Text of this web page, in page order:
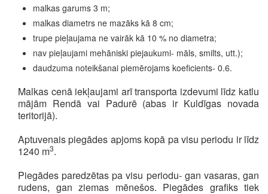
malkas garums 3 m;
malkas diametrs ne mazāks kā 8 cm;
trupe pieļaujama ne vairāk kā 10 % no diametra;
nav pieļaujami mehāniski piejaukumi- māls, smilts, utt.);
daudzuma noteikšanai piemērojams koeficients- 0.6.
Malkas cenā iekļaujami arī transporta izdevumi līdz katlu
mājām Rendā vai Padurē (abas ir Kuldīgas novada
teritorijā).
Aptuvenais piegādes apjoms kopā pa visu periodu ir līdz
1240 m3.
Piegādes paredzētas pa visu periodu- gan vasaras, gan
rudens, gan ziemas mēnešos. Piegādes grafiks tiek